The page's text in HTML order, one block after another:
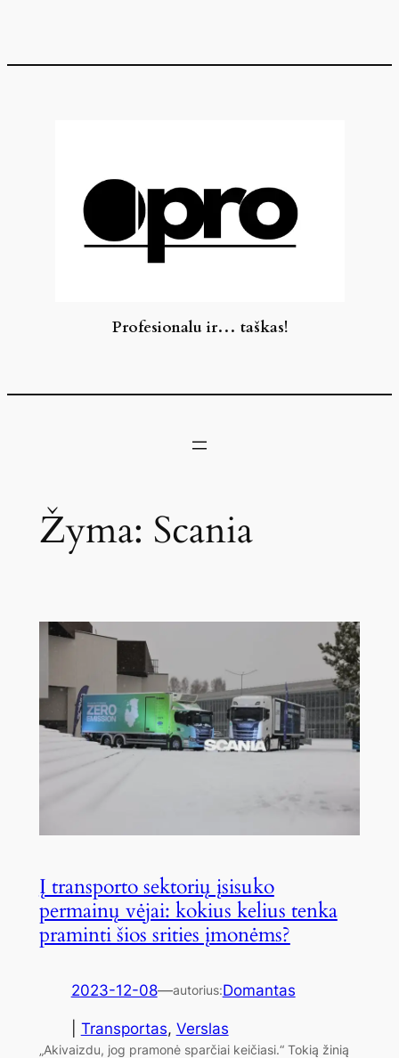
turinio
Profesionalu ir… taškas!
Žyma: Scania
Į transporto sektorių įsisuko
permainų vėjai: kokius kelius tenka
praminti šios srities įmonėms?
2023-12-08—autorius:Domantas
Transportas, Verslas
„Akivaizdu, jog pramonė sparčiai keičiasi.“ Tokią žinią